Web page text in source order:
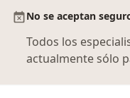
No se aceptan
Todos los
actualmente sólo